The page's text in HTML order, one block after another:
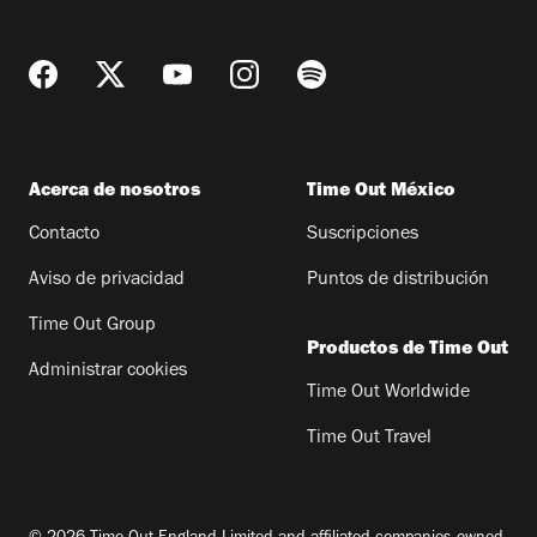
Acerca de nosotros
Contacto
Aviso de privacidad
Time Out Group
Administrar cookies
Time Out México
Suscripciones
Puntos de distribución
Productos de Time Out
Time Out Worldwide
Time Out Travel